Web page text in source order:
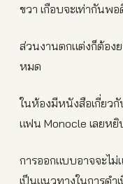
ขวา เกือบจะเท่ากันพอ
ส่วนงานตกแต่งก็ต้องย
หมด
ในห้องมีหนังสือเกี่ยว
แฟน Monocle เลยห
การออกแบบอาจจะไ
เป็นแนวทางในการดำ